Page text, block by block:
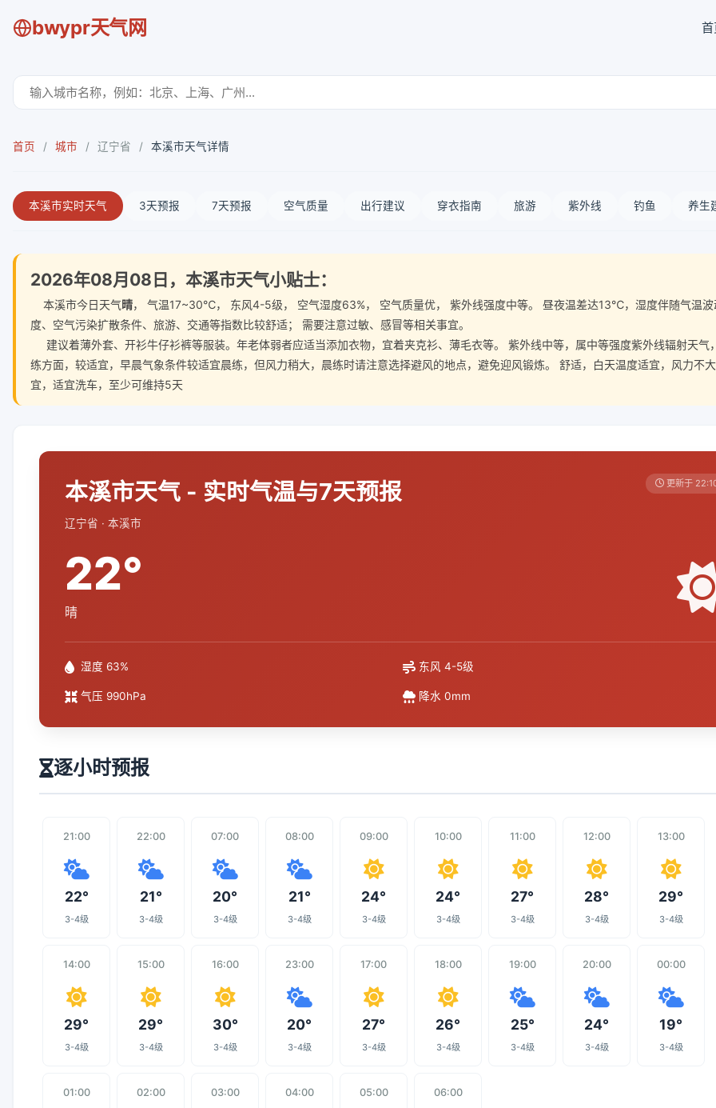
bwypr天气网
首页 / 城市 / 辽宁省 / 本溪市天气详情
本溪市实时天气 3天预报 7天预报 空气质量 出行建议 穿衣指南 旅游 紫外线 钓鱼 养生
2026年08月08日，本溪市天气小贴士：
本溪市今日天气晴， 气温17~30℃， 东风4-5级， 空气湿度63%， 空气质量优， 紫外线强度中等。 昼夜温差达13℃，湿度伴随气温
度、空气污染扩散条件、旅游、交通等指数比较舒适； 需要注意过敏、感冒等相关事宜。
建议着薄外套、开衫牛仔衫裤等服装。年老体弱者应适当添加衣物，宜着夹克衫、薄毛衣等。 紫外线中等，属中等强度紫外线辐射天
练方面，较适宜，早晨气象条件较适宜晨练，但风力稍大，晨练时请注意选择避风的地点，避免迎风锻炼。 舒适，白天温度适宜，风力不
宜，适宜洗车，至少可维持5天
本溪市天气 - 实时气温与7天预报
辽宁省 · 本溪市
更新于
22°
晴
湿度 63% 东风 4-5级
气压 990hPa 降水 0mm
逐小时预报
21:00
22°
3-4级
22:00
21°
3-4级
07:00
20°
3-4级
08:00
21°
3-4级
09:00
24°
3-4级
10:00
24°
3-4级
11:00
27°
3-4级
12:00
28°
3-4级
13:00
29°
3-4级
14:00
29°
3-4级
15:00
29°
3-4级
16:00
30°
3-4级
23:00
20°
3-4级
17:00
27°
3-4级
18:00
26°
3-4级
19:00
25°
3-4级
20:00
24°
3-4级
00:00
19°
3-4级
01:00 02:00 03:00 04:00 05:00 06:00